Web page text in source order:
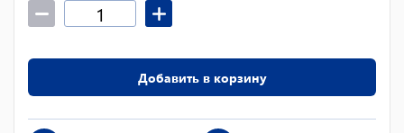
Добавить в корзину